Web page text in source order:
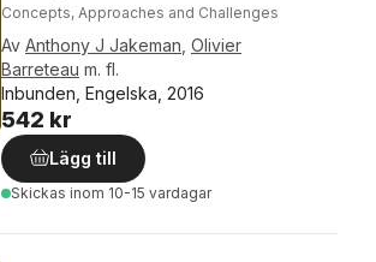
Concepts, Approaches and Challenges
Av Anthony J Jakeman Olivier
Barreteau m. fl.
Inbunden, Engelska, 2016
542 kr
Lägg till
Skickas inom 10-15 vardagar